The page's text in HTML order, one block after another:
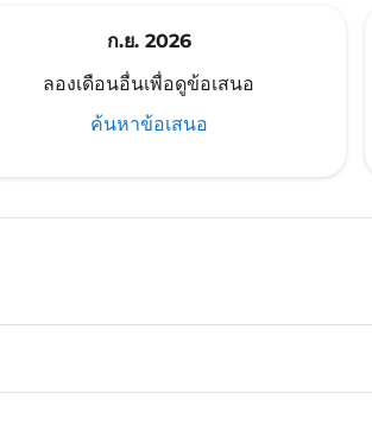
ก.ย. 2026
ลองเดือนอื่นเพื่อดูข้อเสนอ
ค้นหาข้อเสนอ
DPS–PER: cmp-view-
DPS–PER: cmp-view-
DPS–PER: cmp-
DPS–PER: